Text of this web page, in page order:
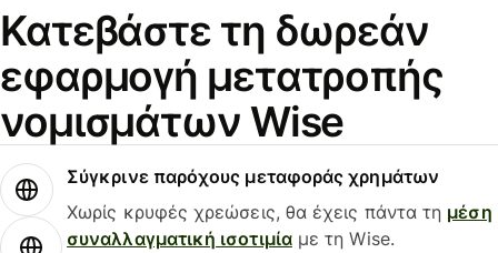
Κατεβάστε τη δωρεάν
εφαρμογή μετατροπής
νομισμάτων Wise
Σύγκρινε παρόχους μεταφοράς χρημάτων
Χωρίς κρυφές χρεώσεις, θα έχεις πάντα τη μέση
συναλλαγματική ισοτιμίαμε τη Wise.